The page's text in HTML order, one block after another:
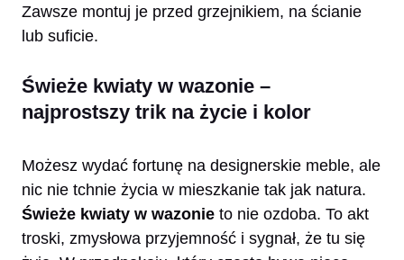
Zawsze montuj je przed grzejnikiem, na ścianie
lub suficie.
Świeże kwiaty w wazonie –
najprostszy trik na życie i kolor
Możesz wydać fortunę na designerskie meble, ale
nic nie tchnie życia w mieszkanie tak jak natura.
Świeże kwiaty w wazonie to nie ozdoba. To akt
troski, zmysłowa przyjemność i sygnał, że tu się